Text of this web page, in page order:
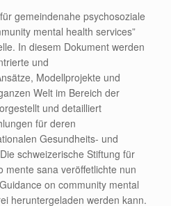
gemeindenahe psychosoziale
mental health services”
In diesem Dokument werden
und
Modellprojekte und
Welt im Bereich der
und detailliert
für deren
Gesundheits- und
schweizerische Stiftung für
mente sana veröffetlichte nun
on community mental
heruntergeladen werden kann.